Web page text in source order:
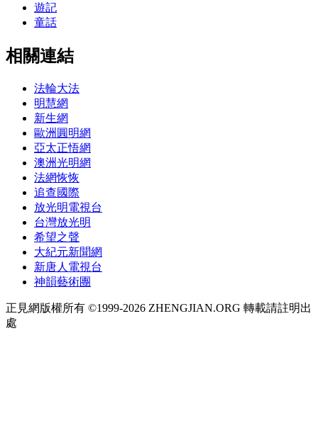
遊記
童話
相關連結
法輪大法
明慧網
新生網
歐洲圓明網
亞太正悟網
澳洲光明網
法網恢恢
追查國際
放光明電視台
台灣放光明
希望之聲
大紀元新聞網
新唐人電視台
神韻藝術團
正見網版權所有 ©1999-2026 ZHENGJIAN.ORG 轉載請註明出
處